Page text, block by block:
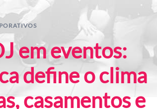
em eventos:
define o clima
casamentos e